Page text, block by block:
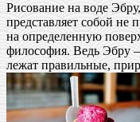
Рисование на воде
представляет собой не
на определенную
философия. Ведь Эбру
лежат правильные,